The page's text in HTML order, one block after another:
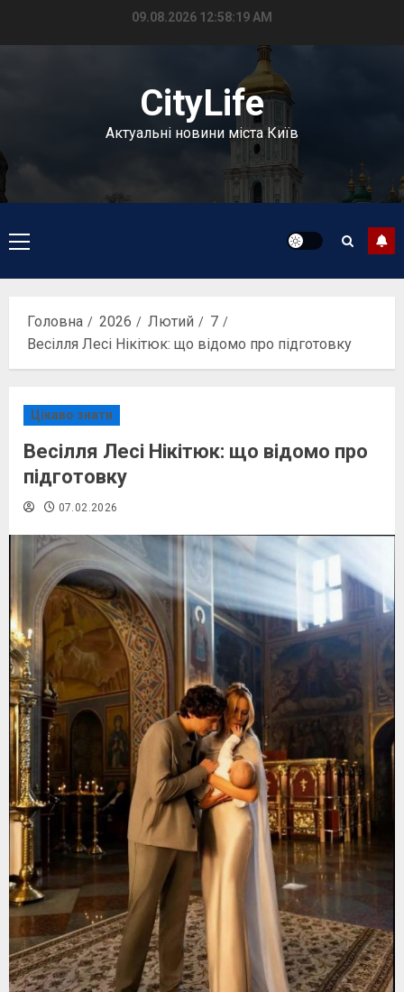
09.08.2026 12:58:20 AM
CityLife
Актуальні новини міста Київ
Головне
меню
Головна 2026 Лютий
7
Весілля Лесі Нікітюк: що відомо про підготовку
Цікаво знати
Весілля Лесі Нікітюк: що відомо про
підготовку
07.02.2026